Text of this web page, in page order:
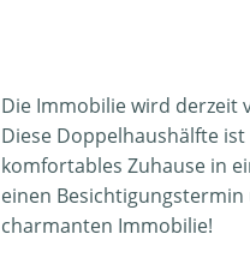
Die Immobilie wird derzeit
Diese Doppelhaushälfte
komfortables Zuhause in
einen
charmanten Immobilie!